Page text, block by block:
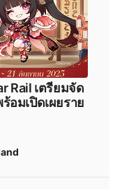
เติม
สรุป
โค้ด #โค้ดฟรี
โปรโมชั่นเกม
#Version3.4
Rail เตรียมจัด
อมเปิดเผยราย